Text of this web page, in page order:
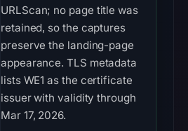
URLScan; no page title was
retained, so the captures
preserve the landing-page
appearance. TLS metadata
lists WE1 as the certificate
issuer with validity through
Mar 17, 2026.